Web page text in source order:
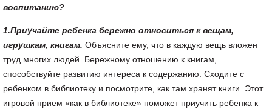
воспитанию?
1.Приучайте ребенка бережно относиться к вещам,
игрушкам, книгам. Объясните ему, что в каждую вещь вложен
труд многих людей. Бережному отношению к книгам,
способствуйте развитию интереса к содержанию. Сходите с
ребенком в библиотеку и посмотрите, как там хранят книги. Этот
игровой прием «как в библиотеке» поможет приучить ребенка к